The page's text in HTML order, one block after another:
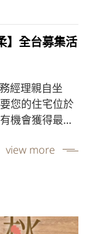
】全台募集活
經理親自坐
您的住宅位於
機會獲得最高
view more